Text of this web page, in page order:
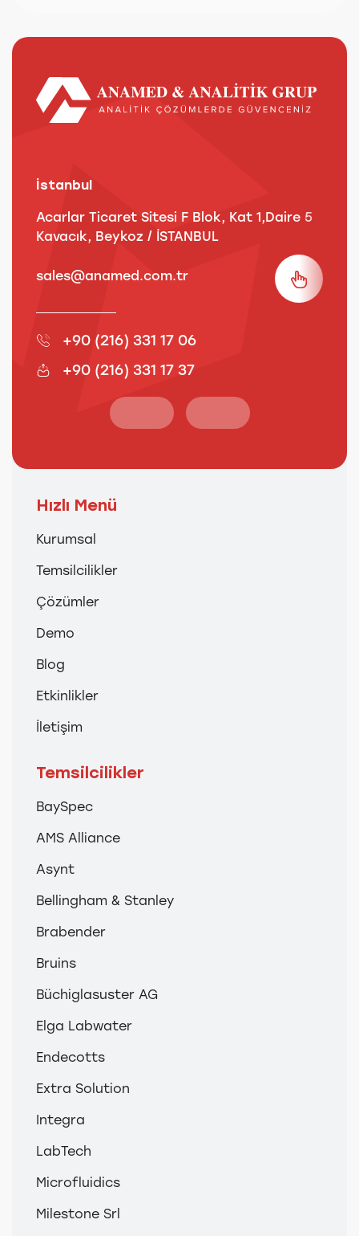
İstanbul
Acarlar Ticaret Sitesi F Blok, Kat 1,Daire 5
Kavacık, Beykoz / İSTANBUL
sales@anamed.com.tr
+90 (216) 331 17 06
+90 (216) 331 17 37
Hızlı Menü
Kurumsal
Temsilcilikler
Çözümler
Demo
Blog
Etkinlikler
İletişim
Temsilcilikler
BaySpec
AMS Alliance
Asynt
Bellingham & Stanley
Brabender
Bruins
Büchiglasuster AG
Elga Labwater
Endecotts
Extra Solution
Integra
LabTech
Microfluidics
Milestone Srl